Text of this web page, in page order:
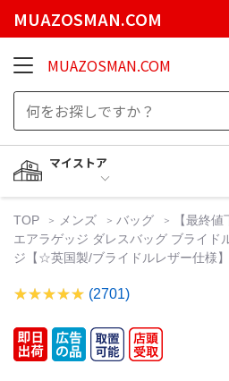
MUAZOSMAN.COM
MUAZOSMAN.COM
マイストア
TOP メンズ バッグ
【最終
エアラゲッジ ダレスバッグ ブライ
ジ【☆英国製/ブライドルレザー仕様
(2701)